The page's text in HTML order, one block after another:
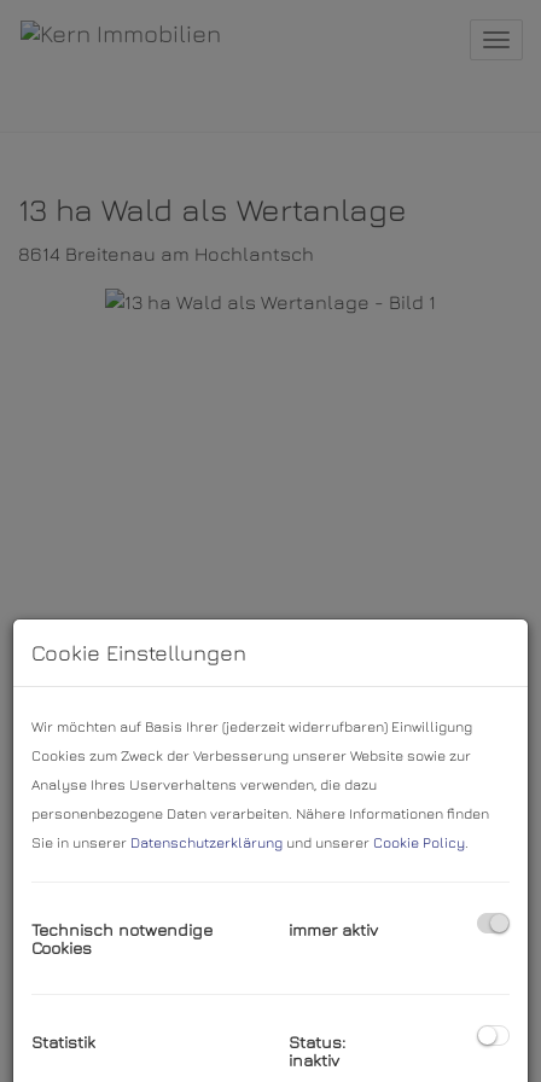
13 ha Wald als Wertanlage
8614 Breitenau am Hochlantsch
Cookie Einstellungen
Wir möchten auf Basis Ihrer (jederzeit widerrufbaren) Einwilligung
Cookies zum Zweck der Verbesserung unserer Website sowie zur
Analyse Ihres Userverhaltens verwenden, die dazu
personenbezogene Daten verarbeiten. Nähere Informationen finden
Sie in unserer Datenschutzerklärung und unserer Cookie Policy.
Technisch notwendige
Cookies
immer aktiv
Statistik
Status:
inaktiv